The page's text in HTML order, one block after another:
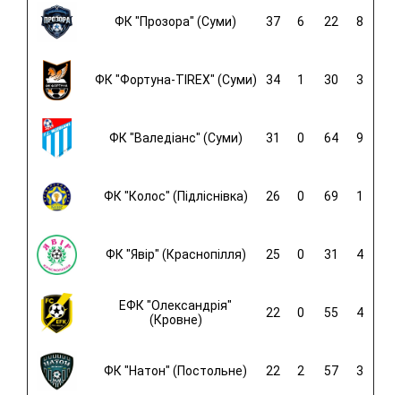
ФК "Прозора" (Суми) 37 6 22 8
ФК "Фортуна-TIREX" (Суми) 34 1 30 3
ФК "Валедіанс" (Суми) 31 0 64 9
ФК "Колос" (Підліснівка) 26 0 69 1
ФК "Явір" (Краснопілля) 25 0 31 4
ЕФК "Олександрія"
(Кровне)
22 0 55 4
ФК "Натон" (Постольне) 22 2 57 3